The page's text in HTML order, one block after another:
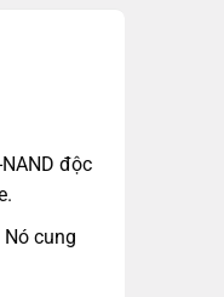
độc
cung